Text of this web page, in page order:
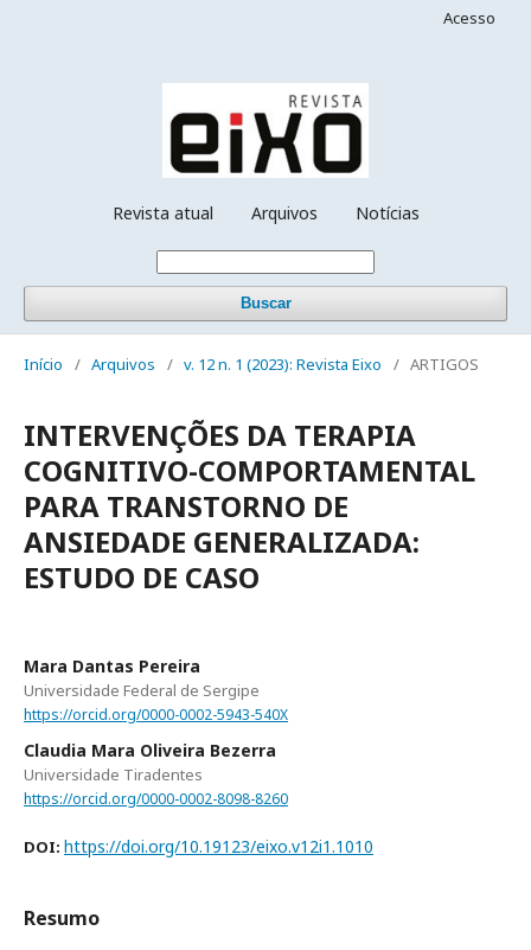
Revista atual Arquivos Notícias
Buscar
Acesso
Início / Arquivos / v. 12 n. 1 (2023): Revista Eixo / ARTIGOS
INTERVENÇÕES DA TERAPIA
COGNITIVO-COMPORTAMENTAL
PARA TRANSTORNO DE
ANSIEDADE GENERALIZADA:
ESTUDO DE CASO
Mara Dantas Pereira
Universidade Federal de Sergipe
https://orcid.org/0000-0002-5943-540X
Claudia Mara Oliveira Bezerra
Universidade Tiradentes
https://orcid.org/0000-0002-8098-8260
DOI: https://doi.org/10.19123/eixo.v12i1.1010
Resumo